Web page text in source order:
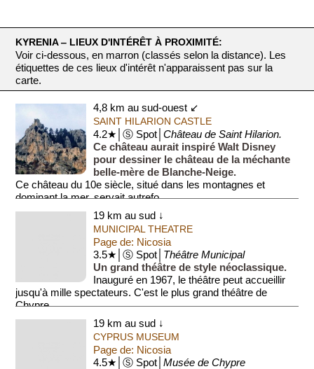
KYRENIA ‒ LIEUX D'INTÉRÊT À PROXIMITÉ:
Voir ci-dessous, en marron (classés selon la distance). Les
étiquettes de ces lieux d'intérêt n'apparaissent pas sur la
carte.
4,8 km au sud-ouest ↙
SAINT HILARION CASTLE
4.2★│Ⓢ Spot│Château de Saint Hilarion.
Ce château aurait inspiré Walt Disney
pour dessiner le château de la méchante
belle-mère de Blanche-Neige.
Ce château du 10e siècle, situé dans les montagnes et
dominant la mer, servait autrefo...
19 km au sud ↓
MUNICIPAL THEATRE
Page de: Nicosia
3.5★│Ⓢ Spot│ Théâtre Municipal
Un grand théâtre de style néoclassique.
Inauguré en 1967, le théâtre peut accueillir
jusqu'à mille spectateurs. C'est le plus grand théâtre de
Chypre.
19 km au sud ↓
CYPRUS MUSEUM
Page de: Nicosia
4.5★│Ⓢ Spot│Musée de Chypre